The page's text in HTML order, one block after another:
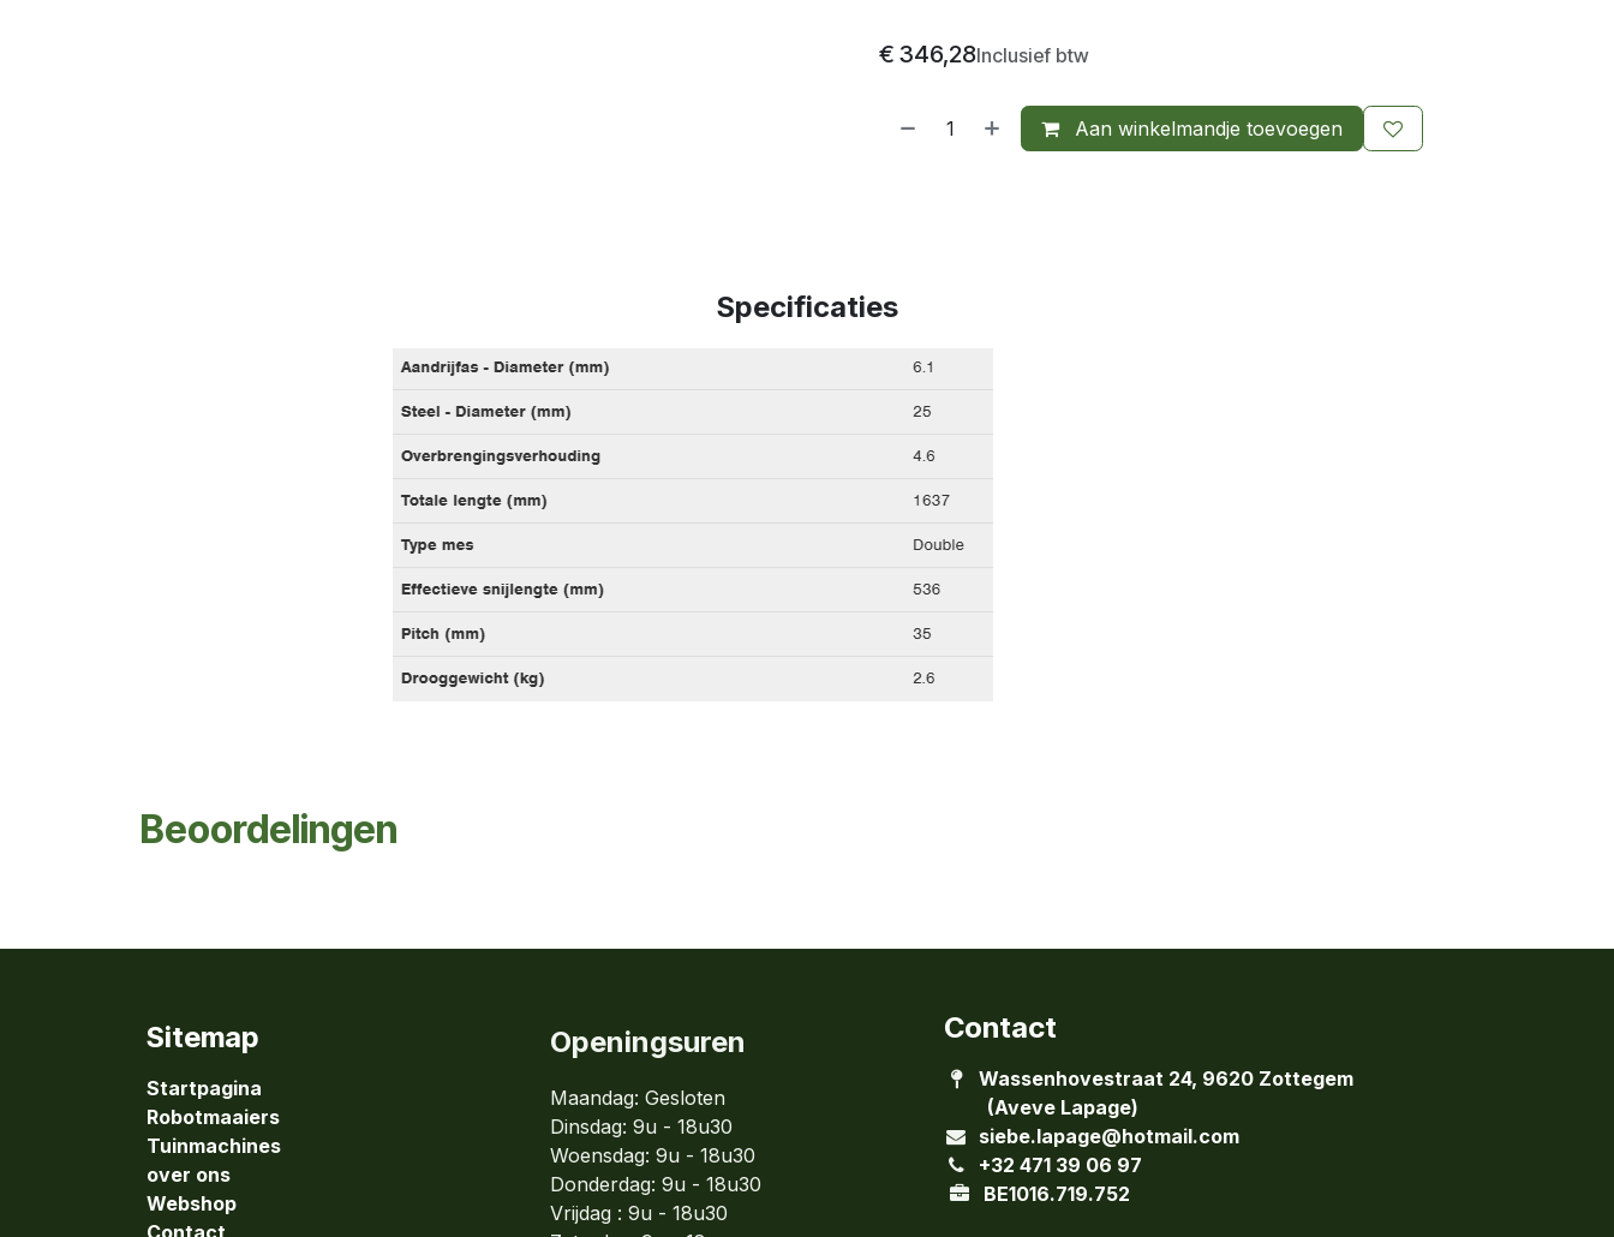
€ 346,28Inclusief btw
Aan winkelmandje toevoegen
Specificaties
Beoordelingen
Sitemap
Startpagina
Robotmaaiers
Tuinmachines
over ons
Webshop
Contact
Wassenhovestraat 24, 9620 Zottegem
(Aveve Lapage)
siebe.lapage@hotmail.com
+32 471 39 06 97
BE1016.719.752
Openingsuren
Maandag: Gesloten
Dinsdag: 9u - 18u30
Woensdag: 9u - 18u30
Donderdag: 9u - 18u30
Vrijdag : 9u - 18u30